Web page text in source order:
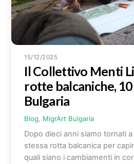
15/12/2025
Il Collettivo Menti
rotte balcaniche,
Bulgaria
Blog, MigrArt Bulgaria
Dopo dieci anni siamo tornati
stessa rotta balcanica per
quali siano i cambiamenti in